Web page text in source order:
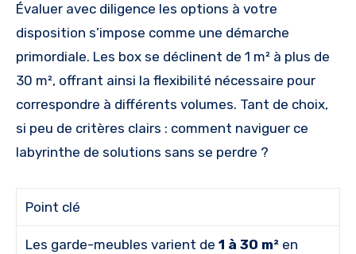
Évaluer avec diligence les options à votre
disposition s’impose comme une démarche
primordiale. Les box se déclinent de 1 m² à plus de
30 m², offrant ainsi la flexibilité nécessaire pour
correspondre à différents volumes. Tant de choix,
si peu de critères clairs : comment naviguer ce
labyrinthe de solutions sans se perdre ?
Point clé
Les garde-meubles varient de1 à 30 m² en